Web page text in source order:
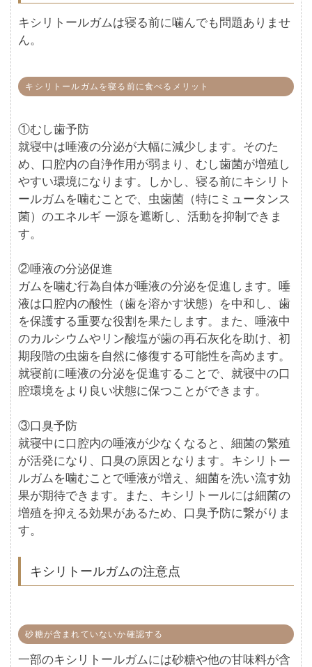
キシリトールガムは寝る前に噛んでも問題ありませ
ん。
キシリトールガムを寝る前に食べるメリット
①むし歯予防
就寝中は唾液の分泌が大幅に減少します。そのた
め、口腔内の自浄作用が弱まり、むし歯菌が増殖し
やすい環境になります。しかし、寝る前にキシリト
ールガムを噛むことで、虫歯菌（特にミュータンス
菌）のエネルギ ー源を遮断し、活動を抑制できま
す。
②唾液の分泌促進
ガムを噛む行為自体が唾液の分泌を促進します。唾
液は口腔内の酸性（歯を溶かす状態）を中和し、歯
を保護する重要な役割を果たします。また、唾液中
のカルシウムやリン酸塩が歯の再石灰化を助け、初
期段階の虫歯を自然に修復する可能性を高めます。
就寝前に唾液の分泌を促進することで、就寝中の口
腔環境をより良い状態に保つことができます。
③口臭予防
就寝中に口腔内の唾液が少なくなると、細菌の繁殖
が活発になり、口臭の原因となります。キシリトー
ルガムを噛むことで唾液が増え、細菌を洗い流す効
果が期待できます。また、キシリトールには細菌の
増殖を抑える効果があるため、口臭予防に繋がりま
す。
キシリトールガムの注意点
砂糖が含まれていないか確認する
一部のキシリトールガムには砂糖や他の甘味料が含